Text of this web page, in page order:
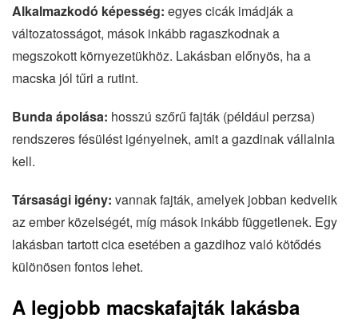
Alkalmazkodó képesség: egyes cicák imádják a
változatosságot, mások inkább ragaszkodnak a
megszokott környezetükhöz. Lakásban előnyös, ha a
macska jól tűri a rutint.
Bunda ápolása: hosszú szőrű fajták (például perzsa)
rendszeres fésülést igényelnek, amit a gazdinak vállalnia
kell.
Társasági igény: vannak fajták, amelyek jobban kedvelik
az ember közelségét, míg mások inkább függetlenek. Egy
lakásban tartott cica esetében a gazdihoz való kötődés
különösen fontos lehet.
A legjobb macskafajták lakásba